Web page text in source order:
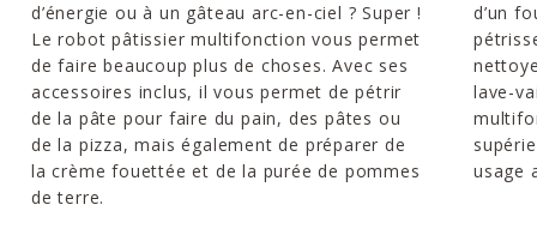
d’énergie ou à un gâteau arc-en-ciel ? Super !
Le robot pâtissier multifonction vous permet
de faire beaucoup plus de choses. Avec ses
accessoires inclus, il vous permet de pétrir
de la pâte pour faire du pain, des pâtes ou
de la pizza, mais également de préparer de
la crème fouettée et de la purée de pommes
de terre.
d’un
lave-
usage